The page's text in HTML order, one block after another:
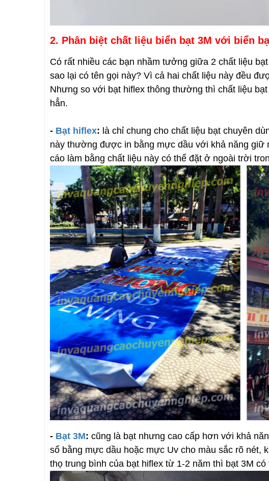
2. Phân biệt chất liệu biển bạt 3M với biển
Có rất nhiều các bạn nhầm tưởng giữa 2 chất liệu
sao lại có tên gọi này? Vì cả hai chất liệu này đều
Nhưng so với bạt hiflex thông thường thì chất liệu
hẳn.
- Bạt hiflex: là chỉ chung cho chất liệu bạt chuyên
này thường được in bằng mực dầu với khả năng giữ
cáo làm bằng chất liệu này có thể đặt ở ngoài trời
- Bạt 3M: cũng là bạt nhưng cao cấp hơn với khả
số bằng mực dầu hoặc mực Uv cho màu sắc rõ nét,
thọ trung bình của bạt hiflex từ 1-2 năm thì bạt 3M